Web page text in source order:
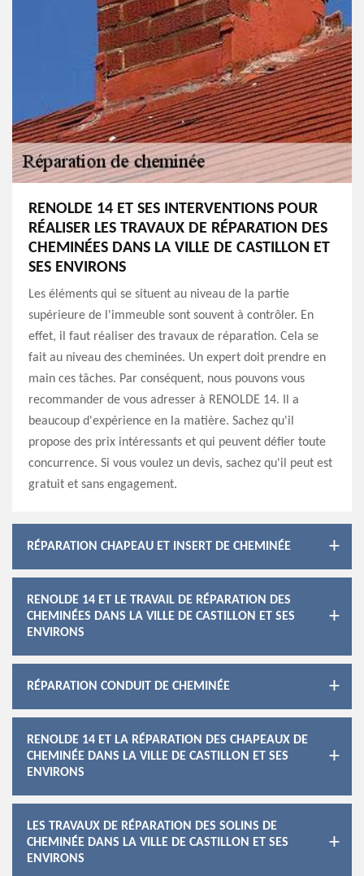
RENOLDE 14 ET SES INTERVENTIONS POUR
RÉALISER LES TRAVAUX DE RÉPARATION DES
CHEMINÉES DANS LA VILLE DE CASTILLON ET
SES ENVIRONS
Les éléments qui se situent au niveau de la partie
supérieure de l'immeuble sont souvent à contrôler. En
effet, il faut réaliser des travaux de réparation. Cela se
fait au niveau des cheminées. Un expert doit prendre en
main ces tâches. Par conséquent, nous pouvons vous
recommander de vous adresser à RENOLDE 14. Il a
beaucoup d'expérience en la matière. Sachez qu'il
propose des prix intéressants et qui peuvent défier toute
concurrence. Si vous voulez un devis, sachez qu'il peut est
gratuit et sans engagement.
RÉPARATION CHAPEAU ET INSERT DE CHEMINÉE
RENOLDE 14 ET LE TRAVAIL DE RÉPARATION DES
CHEMINÉES DANS LA VILLE DE CASTILLON ET SES
ENVIRONS
RÉPARATION CONDUIT DE CHEMINÉE
RENOLDE 14 ET LA RÉPARATION DES CHAPEAUX DE
CHEMINÉE DANS LA VILLE DE CASTILLON ET SES
ENVIRONS
LES TRAVAUX DE RÉPARATION DES SOLINS DE
CHEMINÉE DANS LA VILLE DE CASTILLON ET SES
ENVIRONS